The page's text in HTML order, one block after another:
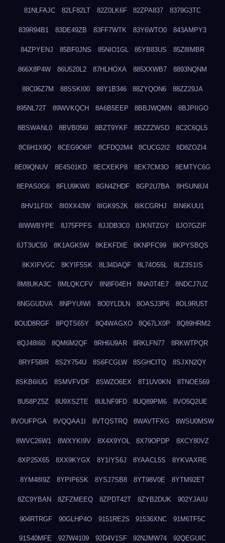
81NLFAJC 82LF82LT 82Z0LK6F 82ZPA837 8379G3TC
839R94B1 83DE49ZB 83FF7WTK 83Y6WTO0 843AMPY3
84ZPYENJ 85BF0JNS 85NIO1GL 85YB83US 85Z8IMBR
866X8P4W 86U520L2 87HLHOXA 885XXWB7 8893NQNM
88C06Z7M 88SSKI00 88Y1B346 88ZYQON6 88ZZ29JA
895NL72T 89WVKQCH 8A6B5EEP 8BBJWQMN 8BJPIIGO
8BSWANL0 8BVB056I 8BZT9YKF 8BZZZWSD 8C2C6QL5
8C6H1X9Q 8CEG9O6P 8CFDQ2M4 8CUCG2I2 8D8ZOZI4
8E09QNUV 8E4S01KD 8ECXEKP8 8EK7CM3O 8EMTYC6G
8EPAS0G6 8FLU9KW0 8GN4ZHDF 8GP2U7BA 8HSUN8J4
8HV1LF0X 8I0XX43W 8IGK9S2K 8IKCGRHJ 8IN6KUU1
8IWWBYPE 8J75FPFS 8JJDB3C0 8JKNTZGY 8JO7GZIF
8JT3UC50 8K1AGK5W 8KEKFDIE 8KNPFC99 8KPYSBQS
8KXIFVGC 8KYIF5SK 8L34DAQF 8L74O55L 8LZ3S1IS
8M8UKA3C 8MLQKCFV 8N8F04EH 8NA0T4E7 8NDCJ7UZ
8NGGUDVA 8NPYUIWI 8O0YLDLN 8OASJ3P6 8OL9RU5T
8OUD8RGF 8PQTS65Y 8Q4WAGXO 8Q67LX0P 8Q89HRM2
8QJ48I60 8QM6M2QF 8RH6U9AR 8RKLFN77 8RKWTPQR
8RYF58IR 8S2Y754U 8S6FCGLW 8SGHCITQ 8SJXN2QY
8SKB6IUG 8SMVFVDF 8SWZO6EX 8T1UV0KN 8TNOE569
8U58PZ5Z 8U9XSZTE 8ULNF9FD 8UQ89PM6 8VO5Q2UE
8VOUFPGA 8VQQAA1I 8VTQSTRQ 8WAVTFXG 8WSU0MSW
8WVC26W1 8WXYKI9V 8X4X9YOL 8X79OPDP 8XCY80VZ
8XP25X65 8XX9KYGX 8Y1IYS6J 8YAACL5S 8YKVAXRE
8YM48I9Z 8YPIP6SK 8YSJ7SB8 8YT98V0E 8YTM92ET
8ZC9YBAN 8ZFZMEEQ 8ZPDT42T 8ZYB2DUK 902YJAIU
904RTRGF 90GLHP4O 9151RE2S 91536XNC 91M6TF5C
91S40MFE 927W4109 92D4V1SF 92NJMW74 92QEGUIC